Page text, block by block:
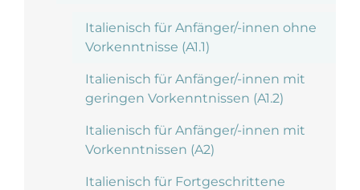
Italienisch für Anfänger/-innen ohne
Vorkenntnisse (A1.1)
Italienisch für Anfänger/-innen mit
geringen Vorkenntnissen (A1.2)
Italienisch für Anfänger/-innen mit
Vorkenntnissen (A2)
Italienisch für Fortgeschrittene